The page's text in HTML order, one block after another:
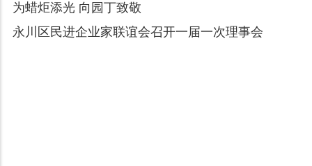
为蜡炬添光 向园丁致敬
永川区民进企业家联谊会召开一届一次理事会